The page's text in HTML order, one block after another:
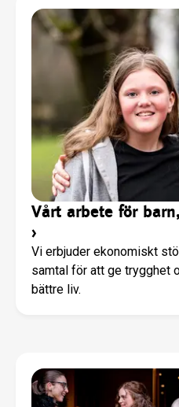
Vårt arbete för
›
Vi erbjuder ekonomiskt
samtal för att ge trygghet
bättre liv.